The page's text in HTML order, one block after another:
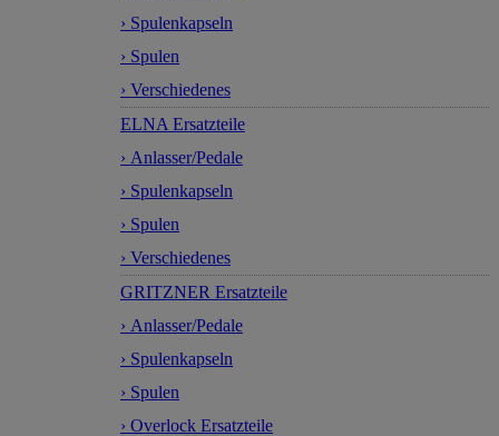
› Spulenkapseln
› Spulen
› Verschiedenes
ELNA Ersatzteile
› Anlasser/Pedale
› Spulenkapseln
› Spulen
› Verschiedenes
GRITZNER Ersatzteile
› Anlasser/Pedale
› Spulenkapseln
› Spulen
› Overlock Ersatzteile